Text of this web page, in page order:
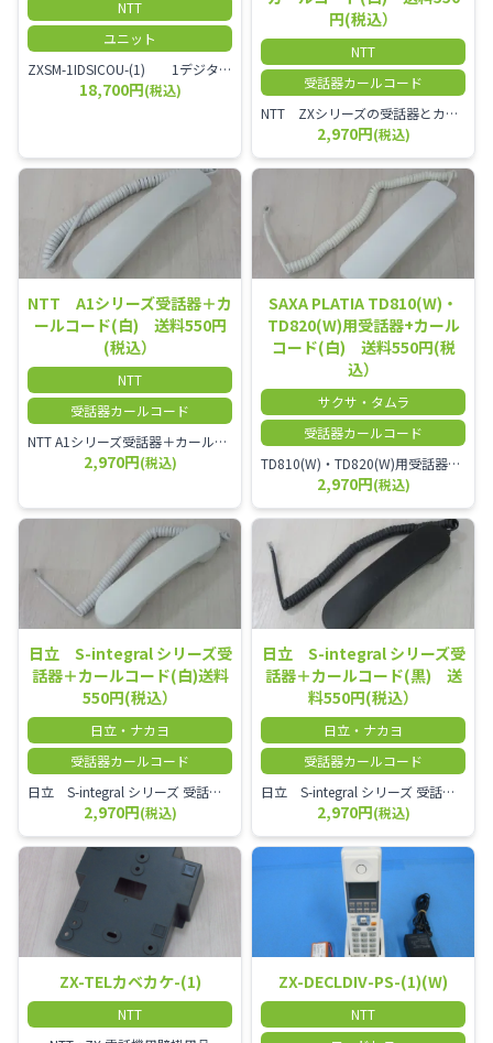
NTT
ユニット
ZXSM-1IDSICOU-(1) 1デジタル局線ユニット
18,700円(税込)
円(税込）
NTT
受話器カールコード
NTT ZXシリーズの受話器とカールコードセット／本商品は中古品となります。 写真では分かりにくいキズ・汚れなどの使用感があります。 経年変化で日焼けの色味が強くなる場合がございます。 予めご理解・ご了承頂きますようお願いいたします。
2,970円(税込)
NTT A1シリーズ受話器＋カ
ールコード(白) 送料550円
(税込）
NTT
受話器カールコード
NTT A1シリーズ受話器＋カールコード セット／本商品は中古品となります。 写真では分かりにくいキズ・汚れなどの使用感があります。 経年変化で日焼けの色味が強くなる場合がございます。 予めご理解・ご了承頂きますようお願いいたします。
2,970円(税込)
SAXA PLATIA TD810(W)・
TD820(W)用受話器+カール
コード(白) 送料550円(税
込）
サクサ・タムラ
受話器カールコード
TD810(W)・TD820(W)用受話器＋カールコード セット／本商品は中古品となります。 写真では分かりにくいキズ・汚れなどの使用感があります。 予めご理解・ご了承頂きますようお願いいたします。
2,970円(税込)
日立 S-integral シリーズ受
話器＋カールコード(白)送料
550円(税込）
日立・ナカヨ
受話器カールコード
日立 S-integral シリーズ 受話器＋カールコード セット（白）／本商品は中古品となります。 写真では分かりにくいキズ・汚れなどの使用感があります。 経年変化で日焼けの色味が強くなる場合がございます。 予めご理解・ご了承頂きますようお願いいたします。
2,970円(税込)
日立 S-integral シリーズ受
話器＋カールコード(黒) 送
料550円(税込）
日立・ナカヨ
受話器カールコード
日立 S-integral シリーズ 受話器＋カールコード セット（黒）／本商品は中古品となります。 写真では分かりにくいキズ・汚れなどの使用感があります。 経年変化で日焼けの色味が強くなる場合がございます。 予めご理解・ご了承頂きますようお願いいたします。
2,970円(税込)
ZX-TELカベカケ-(1)
NTT
ZX-DECLDIV-PS-(1)(W)
NTT